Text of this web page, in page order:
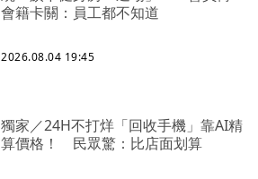
會籍卡關：員工都不知道
2026.08.04 19:45
獨家／24H不打烊「回收手機」靠AI精
算價格！ 民眾驚：比店面划算